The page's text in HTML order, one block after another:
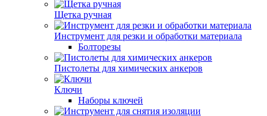
Щетка ручная
Инструмент для резки и обработки материала
Болторезы
Пистолеты для химических анкеров
Ключи
Наборы ключей